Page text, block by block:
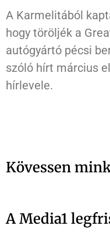
A Karmelitából
hogy töröljék a
autógyártó pécsi
szóló hírt március
hírlevele.
Kövessen
A Media1